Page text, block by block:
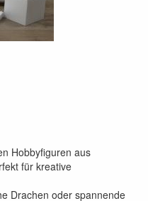
Hobbyfiguren aus
für kreative
Drachen oder spannende